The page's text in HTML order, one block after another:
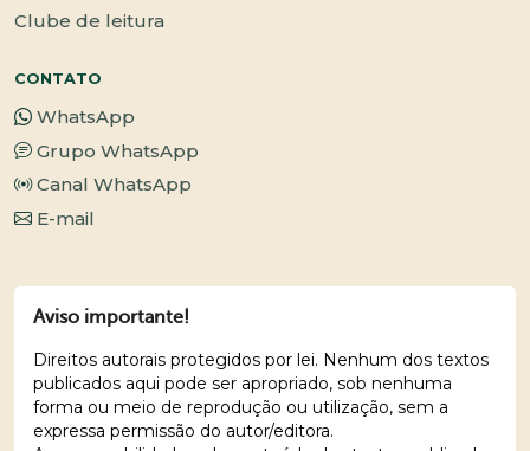
Clube de leitura
CONTATO
WhatsApp
Grupo WhatsApp
Canal WhatsApp
E-mail
Aviso importante!
Direitos autorais protegidos por lei. Nenhum dos textos
publicados aqui pode ser apropriado, sob nenhuma
forma ou meio de reprodução ou utilização, sem a
expressa permissão do autor/editora.